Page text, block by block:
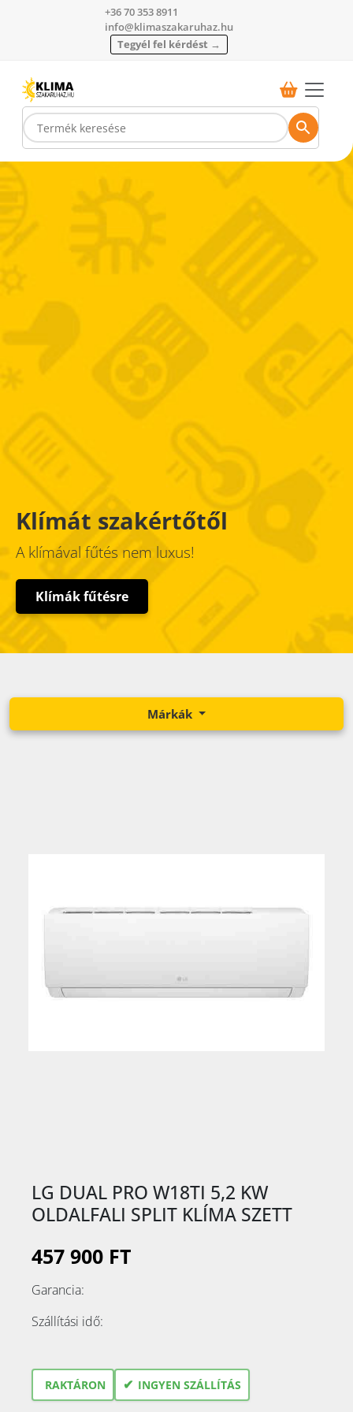
+36 70 353 8911
info@klimaszakaruhaz.hu
Tegyél fel kérdést →
Klímát szakértőtől
A klímával fűtés nem luxus!
Klímák fűtésre
Márkák
LG DUAL PRO W18TI 5,2 KW
OLDALFALI SPLIT KLÍMA SZETT
457 900 FT
Garancia:
Szállítási idő:
RAKTÁRON ✔ INGYEN SZÁLLÍTÁS